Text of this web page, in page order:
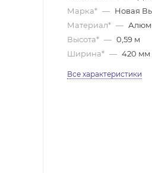
Марка* — Новая
Материал* —
Высота* — 0,59 м
Ширина* — 420 мм
Все характеристики